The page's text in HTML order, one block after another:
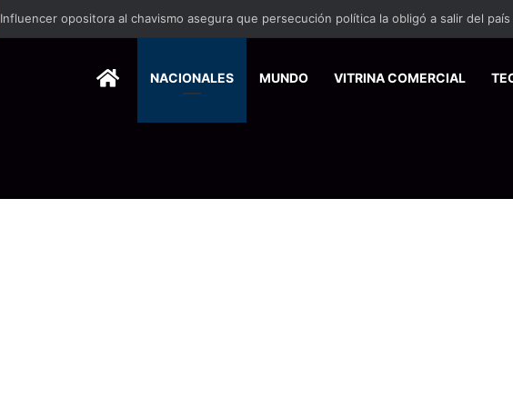
Industria plástica se suma a la economía circular
HOMENACIONALES MUNDO VITRINA COMERCIAL